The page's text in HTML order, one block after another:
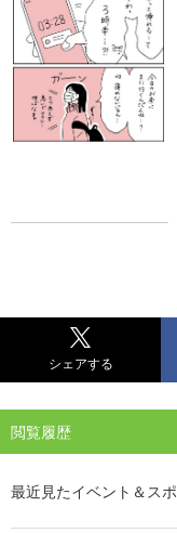
シェアする
閲覧履歴
最近見たイベント＆ス